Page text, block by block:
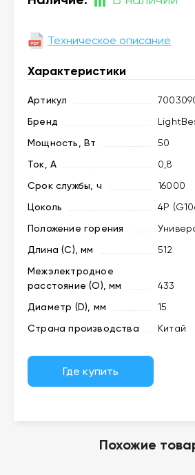
Техническое описание
Характеристики
Артикул
Бренд
Мощность, Вт
50
Ток, А
0,8
Срок службы, ч
16000
Цоколь
4P
Положение горения
Длина (C), мм
512
Межэлектродное
расстояние (O), мм
433
Диаметр (D), мм
15
Страна производства
Китай
Где купить
Похожие